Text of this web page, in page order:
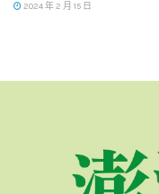
2024 年 2 月 15 日